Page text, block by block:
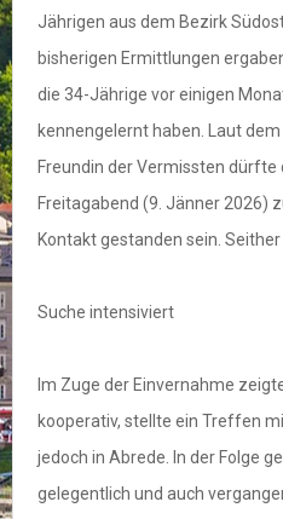
Jährigen aus dem Bezirk
bisherigen Ermittlungen
die 34-Jährige vor einigen
kennengelernt haben. Laut
Freundin der Vermissten
Freitagabend (9. Jänner 2026)
Kontakt gestanden sein.
Suche intensiviert
Im Zuge der Einvernahme
kooperativ, stellte ein Treffen
jedoch in Abrede. In der Folge
gelegentlich und auch